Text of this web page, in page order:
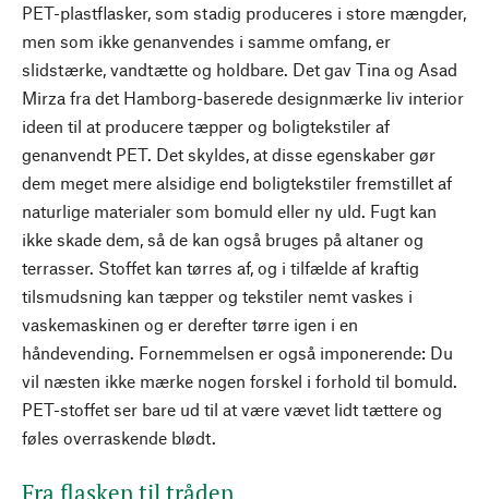
PET-plastflasker, som stadig produceres i store mængder,
men som ikke genanvendes i samme omfang, er
slidstærke, vandtætte og holdbare. Det gav Tina og Asad
Mirza fra det Hamborg-baserede designmærke liv interior
ideen til at producere tæpper og boligtekstiler af
genanvendt PET. Det skyldes, at disse egenskaber gør
dem meget mere alsidige end boligtekstiler fremstillet af
naturlige materialer som bomuld eller ny uld. Fugt kan
ikke skade dem, så de kan også bruges på altaner og
terrasser. Stoffet kan tørres af, og i tilfælde af kraftig
tilsmudsning kan tæpper og tekstiler nemt vaskes i
vaskemaskinen og er derefter tørre igen i en
håndevending. Fornemmelsen er også imponerende: Du
vil næsten ikke mærke nogen forskel i forhold til bomuld.
PET-stoffet ser bare ud til at være vævet lidt tættere og
føles overraskende blødt.
Fra flasken til tråden